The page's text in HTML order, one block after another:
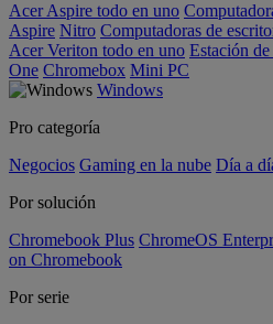
Acer Aspire todo en uno
Aspire Nitro Computadoras de
Acer Veriton todo en uno Estación
One Chromebox Mini PC
Windows
Pro categoría
Negocios Gaming en la nube Día a
Por solución
Chromebook Plus ChromeOS
on Chromebook
Por serie